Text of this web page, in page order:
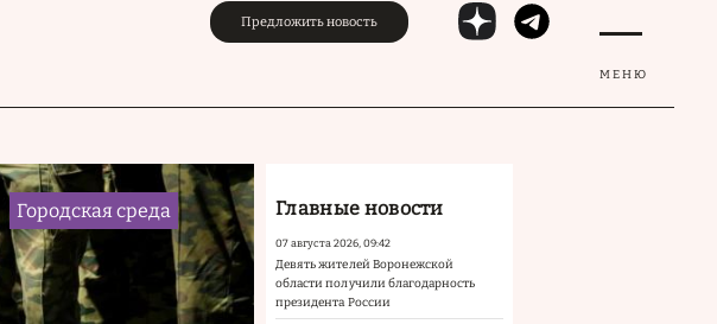
МЕНЮ
Предложить новость
Городская среда Главные новости
07 августа 2026, 09:42
Девять жителей Воронежской
области получили благодарность
президента России